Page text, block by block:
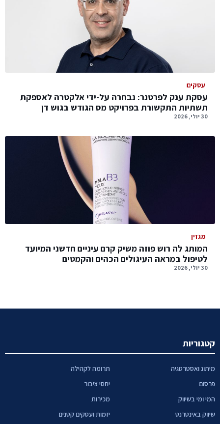
עסקים
עסקת ענק לפרטנר: נבחרה על-ידי אלקטרה לאספקת
תשתיות התקשורת בפרויקט מס הגודש בגוש דן
30 יולי, 2026
מגזין
המותג לה רוש פוזה משיק קרם עיניים חדשני המיועד
לטיפול במראה העיגולים הכהים והקמטים
30 יולי, 2026
קטגוריות
מיתוג ואסטרטגיה
פרסום
המי ומי בשיווק
שיווק באינטרנט
תרומה לקהילה
יחסי ציבור
מכירות
יזמות ועסקים קטנים